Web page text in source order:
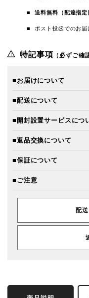
送料無料（配達指定
ポスト投函でのお届
特記事項 （必ずご確
■お届けについて
■配送について
■開封設置サービスにつ
■返品交換について
■保証について
■ご注意
配